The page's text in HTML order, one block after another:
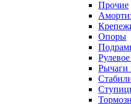
Прочие
Опоры
Рычаги